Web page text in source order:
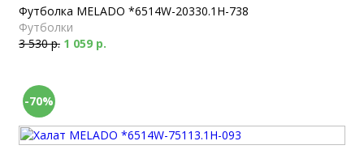
Футболка MELADO *6514W-20330.1H-738
Футболки
3 530 р. 1 059 р.
-70%